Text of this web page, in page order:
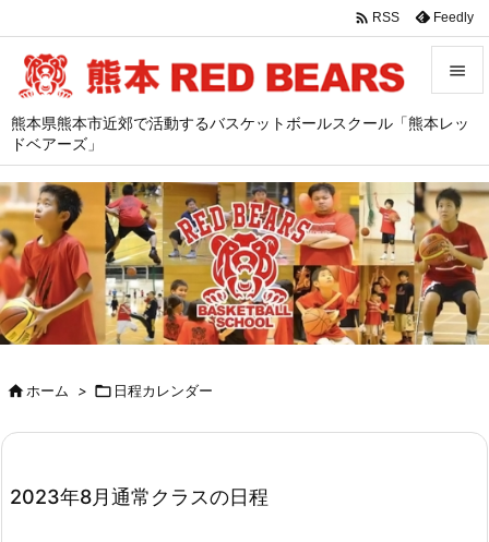
熊本県熊本市近郊で活動するバスケットボールスクール「熊本レッ
ドベアーズ」



サイド

前へ

次へ

 RSS Feedly
ホーム >  日程カレンダー
2023年8月通常クラスの日程